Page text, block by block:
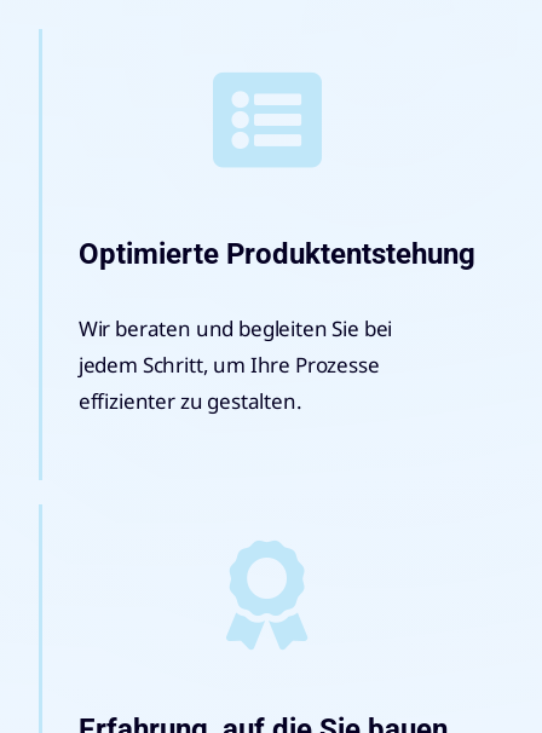
Optimierte Produktentstehung
Wir beraten und begleiten Sie bei
jedem Schritt, um Ihre Prozesse
effizienter zu gestalten.